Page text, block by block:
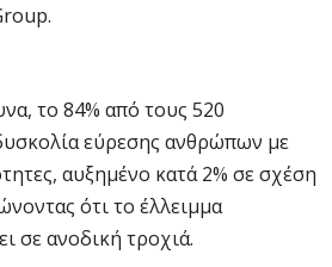
το 84% από τους 520
εύρεσης ανθρώπων με
αυξημένο κατά 2% σε σχέση
ότι το έλλειμμα
σε ανοδική τροχιά.